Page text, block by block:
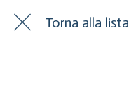
Torna alla lista